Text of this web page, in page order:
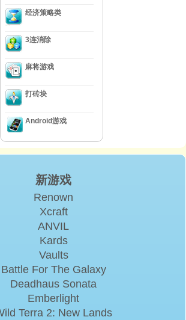
经济策略类
3连消除
麻将游戏
打砖块
Android游戏
新游戏
Renown
Xcraft
ANVIL
Kards
Vaults
Battle For The Galaxy
Deadhaus Sonata
Emberlight
Terra 2: New Lands